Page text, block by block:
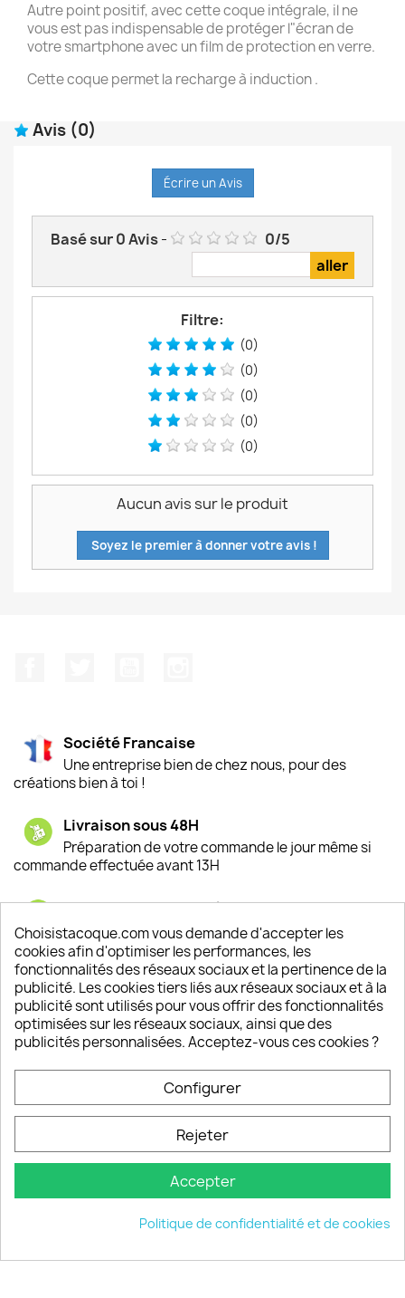
Autre point positif, avec cette coque intégrale, il ne
vous est pas indispensable de protéger l"écran de
votre smartphone avec un film de protection en verre.
Cette coque permet la recharge à induction .
Avis (0)
Écrire un Avis
Basé sur0Avis- 0/5
Filtre:
(0)
(0)
(0)
(0)
(0)
Aucun avis sur le produit
Soyez le premier à donner votre avis !
Société Francaise
Une entreprise bien de chez nous, pour des
créations bien à toi !
Livraison sous 48H
Préparation de votre commande le jour même si
commande effectuée avant 13H
Satisfaction de nos clients
Depuis 2009, entre 92% et 94% de nos clients
sont satisfaits de nos produits
Un SAV à votre écoute
Notre SAV est disponible 6/7J de 10h à 18H
keyboard_arrow_down
© 2026 - choisistacoque.com
Choisistacoque.com vous demande d'accepter les
cookies afin d'optimiser les performances, les
fonctionnalités des réseaux sociaux et la pertinence de la
publicité. Les cookies tiers liés aux réseaux sociaux et à la
publicité sont utilisés pour vous offrir des fonctionnalités
optimisées sur les réseaux sociaux, ainsi que des
publicités personnalisées. Acceptez-vous ces cookies ?
Configurer
Rejeter
Accepter
Politique de confidentialité et de cookies